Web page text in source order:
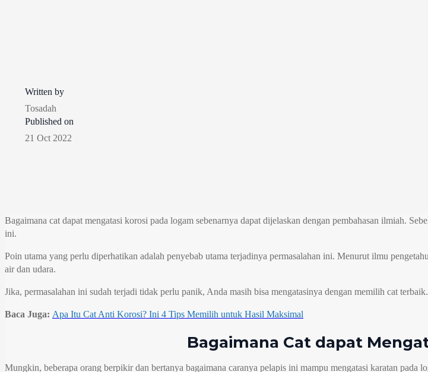
Written by
Tosadah
Published on
21 Oct 2022
Bagaimana cat dapat mengatasi korosi pada logam sebenarnya dapat dijelaskan dengan pembahasan ilmiah.
ini.
Poin utama yang perlu diperhatikan adalah penyebab utama terjadinya permasalahan ini. Menurut ilmu
air dan udara.
Jika, permasalahan ini sudah terjadi tidak perlu panik, Anda masih bisa mengatasinya dengan memilih cat
Baca Juga: Apa Itu Cat Anti Korosi? Ini 4 Tips Memilih untuk Hasil Maksimal
Bagaimana Cat dapat
Mungkin, beberapa orang berpikir dan bertanya bagaimana caranya pelapis ini mampu mengatasi karatan